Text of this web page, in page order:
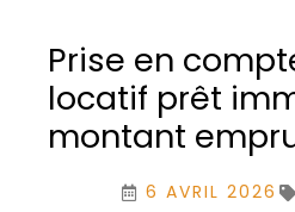
Prise en
locatif prêt
montant
6 AVRIL 2026